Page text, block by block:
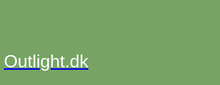
Outlight.dk